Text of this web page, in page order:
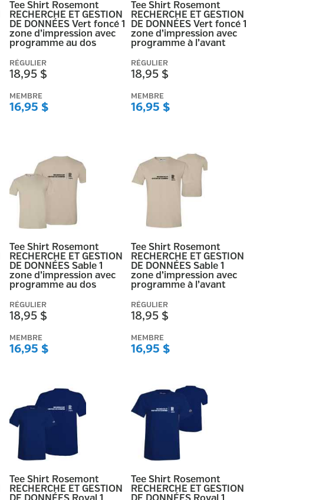
Tee Shirt Rosemont
RECHERCHE ET GESTION
DE DONNÉES Vert foncé 1
zone d’impression avec
programme au dos
RÉGULIER
18,95 $
MEMBRE
16,95 $
Tee Shirt Rosemont
RECHERCHE ET GESTION
DE DONNÉES Vert foncé 1
zone d’impression avec
programme à l’avant
RÉGULIER
18,95 $
MEMBRE
16,95 $
Tee Shirt Rosemont
RECHERCHE ET GESTION
DE DONNÉES Sable 1
zone d’impression avec
programme au dos
RÉGULIER
18,95 $
MEMBRE
16,95 $
Tee Shirt Rosemont
RECHERCHE ET GESTION
DE DONNÉES Sable 1
zone d’impression avec
programme à l’avant
RÉGULIER
18,95 $
MEMBRE
16,95 $
Tee Shirt Rosemont
RECHERCHE ET GESTION
Tee Shirt Rosemont
RECHERCHE ET GESTION